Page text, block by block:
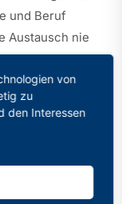
und Beruf
Austausch nie
versorgt
gehalten.
von
zu
den Interessen